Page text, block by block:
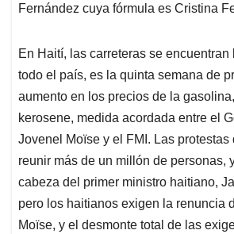
Fernández cuya fórmula es Cristina
En Haití, las carreteras se encuentran
todo el país, es la quinta semana de
aumento en los precios de la
kerosene, medida acordada entre el
Jovenel Moïse y el FMI. Las
reunir más de un millón de personas,
cabeza del primer ministro haitiano,
pero los haitianos exigen la renuncia
Moïse, y el desmonte total de las